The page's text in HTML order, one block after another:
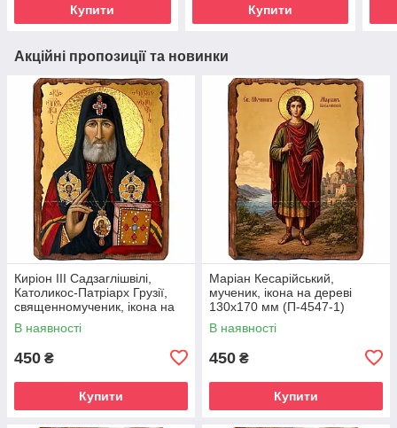
Купити Купити
Акційні пропозиції та новинки
Киріон III Садзаглішвілі,
Католикос-Патріарх Грузії,
священномученик, ікона на
дереві 130х170 мм (П-4544-
1)
В наявності
450 ₴
Купити
Маріан Кесарійський,
мученик, ікона на дереві
130х170 мм (П-4547-1)
В наявності
450 ₴
Купити